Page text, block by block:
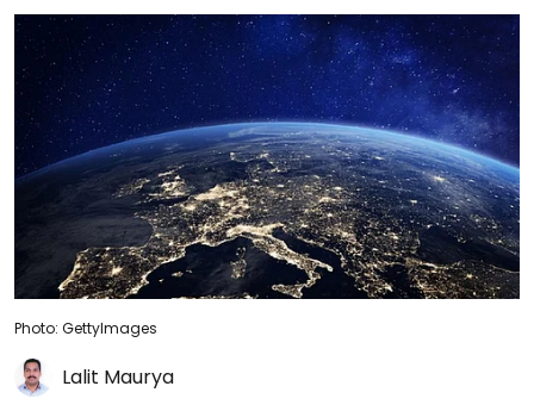
Photo: GettyImages
Lalit Maurya